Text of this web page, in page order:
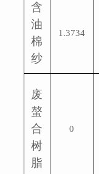
含
油
棉
纱
1.3734
废
螯
合
树
脂
0